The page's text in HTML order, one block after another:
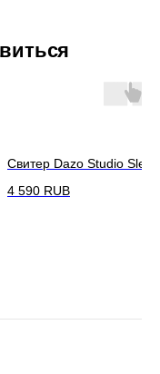
Свитер Dazo Studio
4 590 RUB